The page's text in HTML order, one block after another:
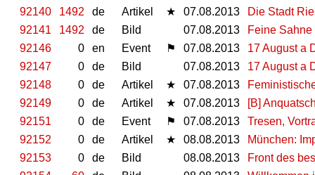
92140
1492 de Artikel ★ 07.08.2013
Die Stadt
92141
1492 de Bild 07.08.2013
Feine
92146
0 en Event ⚑ 07.08.2013
17 August a
92147
0 de Bild 07.08.2013
17 August a
92148
0 de Artikel ★ 07.08.2013
92149
0 de Artikel ★ 07.08.2013
[B]
92151
0 de Event ⚑ 07.08.2013
Tresen,
92152
0 de Artikel ★ 08.08.2013
München:
92153
0 de Bild 08.08.2013
Front des